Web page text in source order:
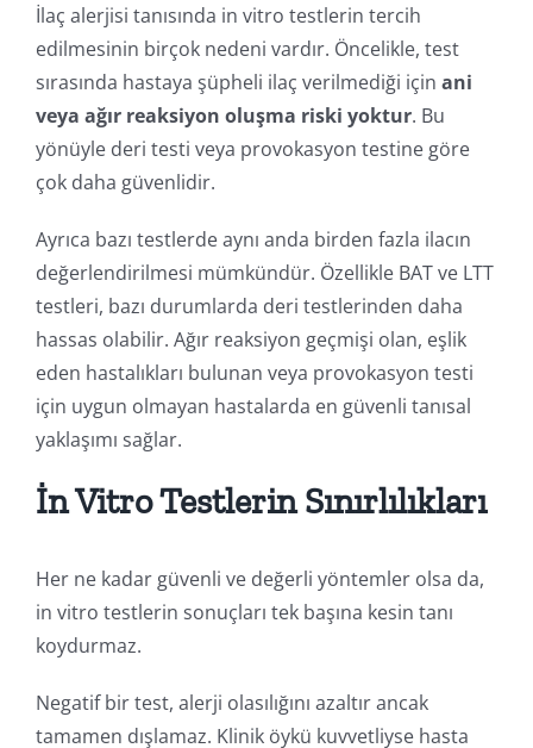
İlaç alerjisi tanısında in vitro testlerin tercih
edilmesinin birçok nedeni vardır. Öncelikle, test
sırasında hastaya şüpheli ilaç verilmediği için ani
veya ağır reaksiyon oluşma riski yoktur. Bu
yönüyle deri testi veya provokasyon testine göre
çok daha güvenlidir.
Ayrıca bazı testlerde aynı anda birden fazla ilacın
değerlendirilmesi mümkündür. Özellikle BAT ve LTT
testleri, bazı durumlarda deri testlerinden daha
hassas olabilir. Ağır reaksiyon geçmişi olan, eşlik
eden hastalıkları bulunan veya provokasyon testi
için uygun olmayan hastalarda en güvenli tanısal
yaklaşımı sağlar.
İn Vitro Testlerin Sınırlılıkları
Her ne kadar güvenli ve değerli yöntemler olsa da,
in vitro testlerin sonuçları tek başına kesin tanı
koydurmaz.
Negatif bir test, alerji olasılığını azaltır ancak
tamamen dışlamaz. Klinik öykü kuvvetliyse hasta